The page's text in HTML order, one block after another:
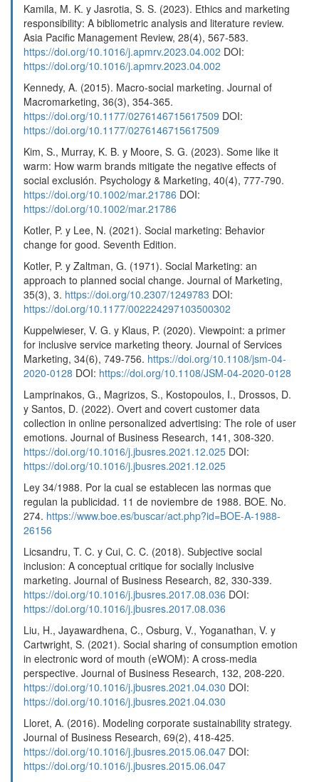
Kamila, M. K. y Jasrotia, S. S. (2023). Ethics and marketing
responsibility: A bibliometric analysis and literature review.
Asia Pacific Management Review, 28(4), 567-583.
https://doi.org/10.1016/j.apmrv.2023.04.002 DOI:
https://doi.org/10.1016/j.apmrv.2023.04.002
Kennedy, A. (2015). Macro-social marketing. Journal of
Macromarketing, 36(3), 354-365.
https://doi.org/10.1177/0276146715617509 DOI:
https://doi.org/10.1177/0276146715617509
Kim, S., Murray, K. B. y Moore, S. G. (2023). Some like it
warm: How warm brands mitigate the negative effects of
social exclusión. Psychology & Marketing, 40(4), 777-790.
https://doi.org/10.1002/mar.21786 DOI:
https://doi.org/10.1002/mar.21786
Kotler, P. y Lee, N. (2021). Social marketing: Behavior
change for good. Seventh Edition.
Kotler, P. y Zaltman, G. (1971). Social Marketing: an
approach to planned social change. Journal of Marketing,
35(3), 3. https://doi.org/10.2307/1249783 DOI:
https://doi.org/10.1177/002224297103500302
Kuppelwieser, V. G. y Klaus, P. (2020). Viewpoint: a primer
for inclusive service marketing theory. Journal of Services
Marketing, 34(6), 749-756. https://doi.org/10.1108/jsm-04-
2020-0128 DOI: https://doi.org/10.1108/JSM-04-2020-0128
Lamprinakos, G., Magrizos, S., Kostopoulos, I., Drossos, D.
y Santos, D. (2022). Overt and covert customer data
collection in online personalized advertising: The role of user
emotions. Journal of Business Research, 141, 308-320.
https://doi.org/10.1016/j.jbusres.2021.12.025 DOI:
https://doi.org/10.1016/j.jbusres.2021.12.025
Ley 34/1988. Por la cual se establecen las normas que
regulan la publicidad. 11 de noviembre de 1988. BOE. No.
274. https://www.boe.es/buscar/act.php?id=BOE-A-1988-
26156
Licsandru, T. C. y Cui, C. C. (2018). Subjective social
inclusion: A conceptual critique for socially inclusive
marketing. Journal of Business Research, 82, 330-339.
https://doi.org/10.1016/j.jbusres.2017.08.036 DOI:
https://doi.org/10.1016/j.jbusres.2017.08.036
Liu, H., Jayawardhena, C., Osburg, V., Yoganathan, V. y
Cartwright, S. (2021). Social sharing of consumption emotion
in electronic word of mouth (eWOM): A cross-media
perspective. Journal of Business Research, 132, 208-220.
https://doi.org/10.1016/j.jbusres.2021.04.030 DOI:
https://doi.org/10.1016/j.jbusres.2021.04.030
Lloret, A. (2016). Modeling corporate sustainability strategy.
Journal of Business Research, 69(2), 418-425.
https://doi.org/10.1016/j.jbusres.2015.06.047 DOI:
https://doi.org/10.1016/j.jbusres.2015.06.047